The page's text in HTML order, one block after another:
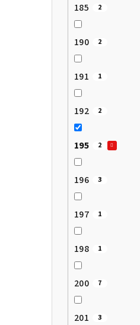
185 2
190 2
191 1
192 2
195 2
196 3
197 1
198 1
200 7
201 3